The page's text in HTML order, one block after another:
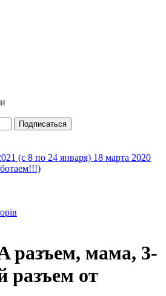
Подписаться
(с 8 по 24 января) 18 марта 2020
разъем, мама, 3-
разъем от